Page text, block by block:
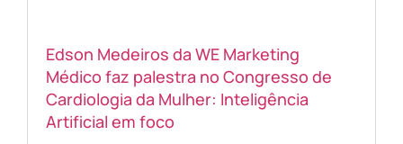
Edson Medeiros da WE Marketing
Médico faz palestra no Congresso de
Cardiologia da Mulher: Inteligência
Artificial em foco